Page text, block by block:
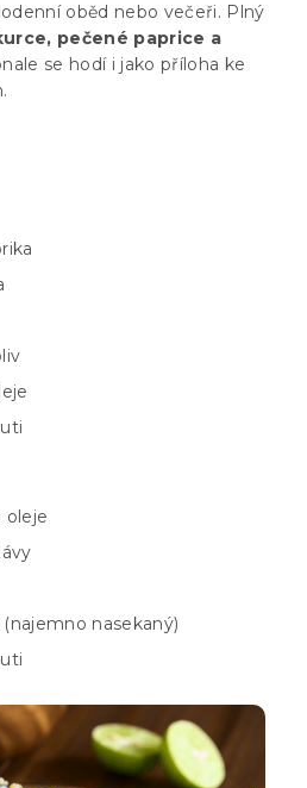
oběd nebo večeři. Plný
pečené paprice a
se hodí i jako příloha ke
oleje
nasekaný)